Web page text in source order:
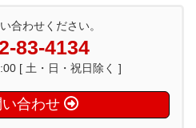
合わせください。
83-4134
[ 土・日・祝日除く ]
合わせ